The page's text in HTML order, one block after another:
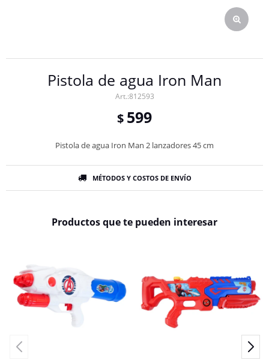
Pistola de agua Iron Man
812593
$ 599
Pistola de agua Iron Man 2 lanzadores 45 cm
MÉTODOS Y COSTOS DE ENVÍO
Productos que te pueden interesar